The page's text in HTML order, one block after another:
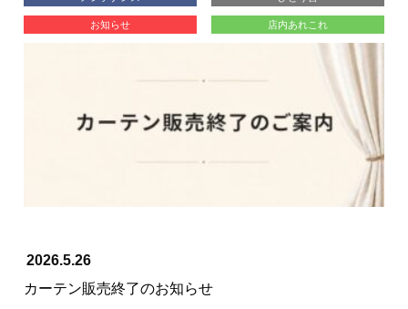
お知らせ 店内あれこれ
2026.5.26
カーテン販売終了のお知らせ